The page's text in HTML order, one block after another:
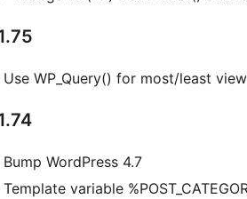
Use WP_Query() for most/least
Bump WordPress 4.7
Template variable